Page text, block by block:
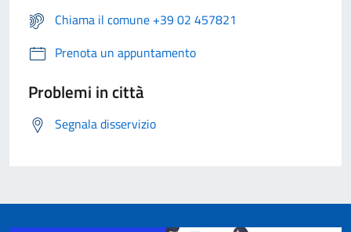
Chiama il comune +39 02 457821
Prenota un appuntamento
Problemi in città
Segnala disservizio